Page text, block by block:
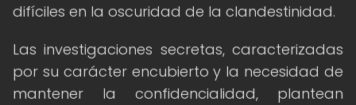
difíciles en la oscuridad de la clandestinidad.
Las investigaciones secretas, caracterizadas
por su carácter encubierto y la necesidad de
mantener la confidencialidad, plantean